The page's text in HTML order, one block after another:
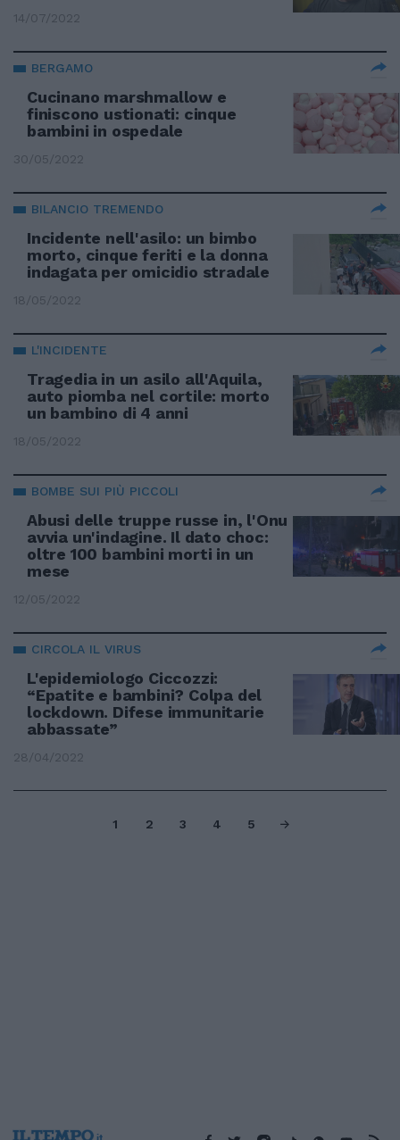
14/07/2022
BERGAMO
Cucinano marshmallow e
finiscono ustionati: cinque
bambini in ospedale
30/05/2022
BILANCIO TREMENDO
Incidente nell'asilo: un bimbo
morto, cinque feriti e la donna
indagata per omicidio stradale
18/05/2022
L'INCIDENTE
Tragedia in un asilo all'Aquila,
auto piomba nel cortile: morto
un bambino di 4 anni
18/05/2022
BOMBE SUI PIÙ PICCOLI
Abusi delle truppe russe in, l'Onu
avvia un'indagine. Il dato choc:
oltre 100 bambini morti in un
mese
12/05/2022
CIRCOLA IL VIRUS
L'epidemiologo Ciccozzi:
“Epatite e bambini? Colpa del
lockdown. Difese immunitarie
abbassate”
28/04/2022
1 2 3 4 5